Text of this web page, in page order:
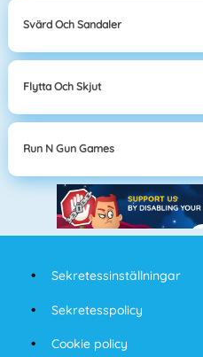
Svärd Och Sandaler
Flytta Och Skjut
Run N Gun Games
Sekretessinställningar
Sekretesspolicy
Cookie policy